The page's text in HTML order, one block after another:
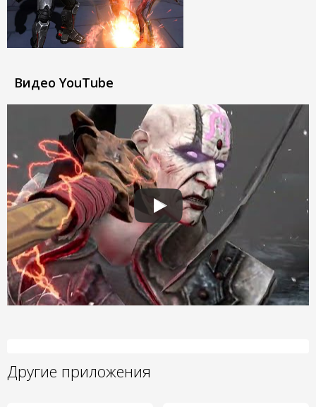
Видео YouTube
Другие приложения